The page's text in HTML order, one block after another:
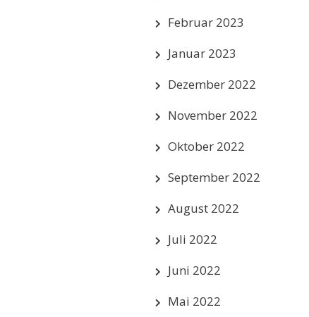
Februar 2023
Januar 2023
Dezember 2022
November 2022
Oktober 2022
September 2022
August 2022
Juli 2022
Juni 2022
Mai 2022